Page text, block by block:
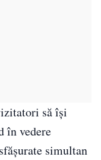
să își
în vedere
simultan